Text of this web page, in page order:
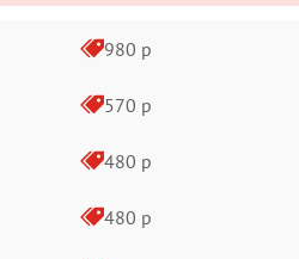
980 р
570 р
480 р
480 р